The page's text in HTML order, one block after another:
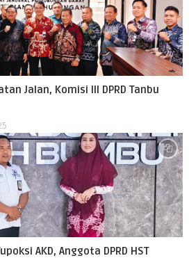
Jalan, Komisi III DPRD Tanbu
AKD, Anggota DPRD HST